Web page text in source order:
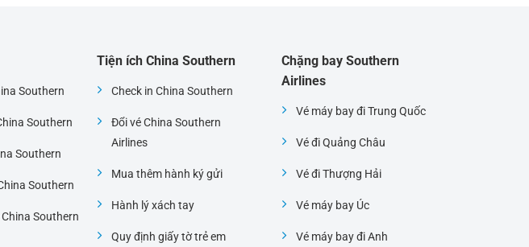
Southern
Southern
Southern
Southern
Southern
Tiện ích China Southern
Check in China Southern
Đổi vé China Southern
Airlines
Mua thêm hành ký gửi
Hành lý xách tay
Quy định giấy tờ trẻ em
Chặng bay Southern
Airlines
Vé máy bay đi Trung Quốc
Vé đi Quảng Châu
Vé đi Thượng Hải
Vé máy bay Úc
Vé máy bay đi Anh